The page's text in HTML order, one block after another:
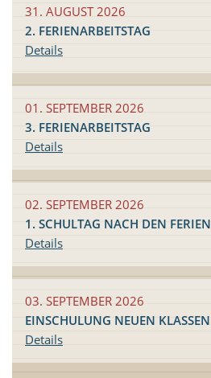
31. AUGUST 2026
2. FERIENARBEITSTAG
Details
01. SEPTEMBER 2026
3. FERIENARBEITSTAG
Details
02. SEPTEMBER 2026
1. SCHULTAG NACH DEN FERIEN
Details
03. SEPTEMBER 2026
EINSCHULUNG NEUEN
Details